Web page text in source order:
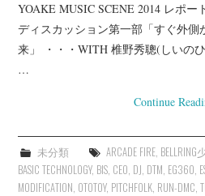
YOAKE MUSIC SCENE 2014 レポ
ディスカッション第一部「すぐ外側
来」 ・・・WITH 椎野秀聰(しいの
…
Continue
未分類 ARCADE FIRE,
BASIC TECHNOLOGY, BIS, CEO, DJ, DTM, EG360,
MODIFICATION, OTOTOY, PITCHFOLK, RUN-DMC,